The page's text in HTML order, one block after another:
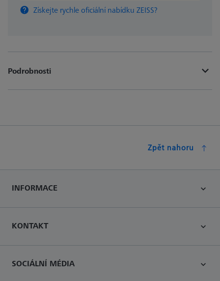
Získejte rychle oficiální nabídku ZEISS?
Podrobnosti
Zpět nahoru
INFORMACE
KONTAKT
SOCIÁLNÍ MÉDIA